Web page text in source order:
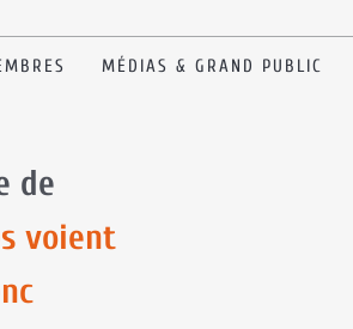
MÉDIAS & GRAND PUBLIC
de
voient